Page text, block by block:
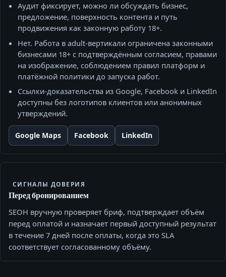
Аудит фиксирует, можно ли обсуждать бизнес,
предложение, поверхность контента и путь
продвижения как законную работу 18+.
Нет. Работа в adult-вертикали ограничена законными
бизнесами 18+ с подтверждённым согласием, правами
на изображение, соблюдением правил платформ и
платёжной политики до запуска работ.
Ссылки‑доказательства из Google, Facebook и LinkedIn
доступны без логотипов клиентов или анонимных
утверждений.
Google Maps Facebook LinkedIn
СИГНАЛЫ ДОВЕРИЯ
Перед бронированием
SEOH вручную проверяет бриф, подтверждает объём
перед оплатой и назначает первый доступный результат
в течение 7 дней после оплаты, когда это SLA
соответствует согласованному объёму.